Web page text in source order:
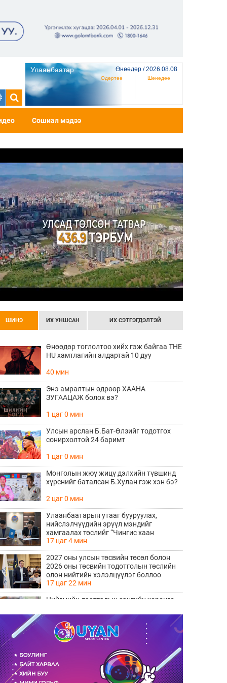
Улаанбаатар Өнөөдөр / 2026.08.08
Өдөртөө Шөнөдөө
Сошиал мэдээ
ШИНЭ ИХ УНШСАН ИХ СЭТГЭГДЭЛТЭЙ
Өнөөдөр тоглолтоо хийх гэж байгаа THE
HU хамтлагийн алдартай 10 дуу
40 мин
Энэ амралтын өдрөөр ХААНА
ЗУГААЦАЖ болох вэ?
1 цаг 0 мин
Улсын арслан Б.Бат-Өлзийг тодотгох
сонирхолтой 24 баримт
1 цаг 0 мин
Монголын жюү жицү дэлхийн түвшинд
хүрснийг баталсан Б.Хулан гэж хэн бэ?
2 цаг 0 мин
Улаанбаатарын утааг бууруулах,
нийслэлчүүдийн эрүүл мэндийг
хамгаалах төслийг “Чингис хаан
баялгийн сан нэгдэл” ХХК-тай хамтран
хэрэгжүүлнэ
17 цаг 4 мин
2027 оны улсын төсвийн төсөл болон
2026 оны төсвийн тодотголын төслийн
олон нийтийн хэлэлцүүлэг боллоо
17 цаг 22 мин
Нийгмийн даатгалын сангийн хөрөнгө
17 цаг 42 мин
"ДЦС-3” ТӨХК-ийн нэн шаардлагатай
“Турбингенератор-5”-ын шинэчлэлийн
төсвийг шийдвэрлэхээр болов
17 цаг 46 мин